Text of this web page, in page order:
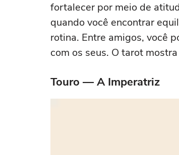
fortalecer por meio de
quando você encontrar
rotina. Entre amigos, você
com os seus. O tarot
Touro — A Imperatriz